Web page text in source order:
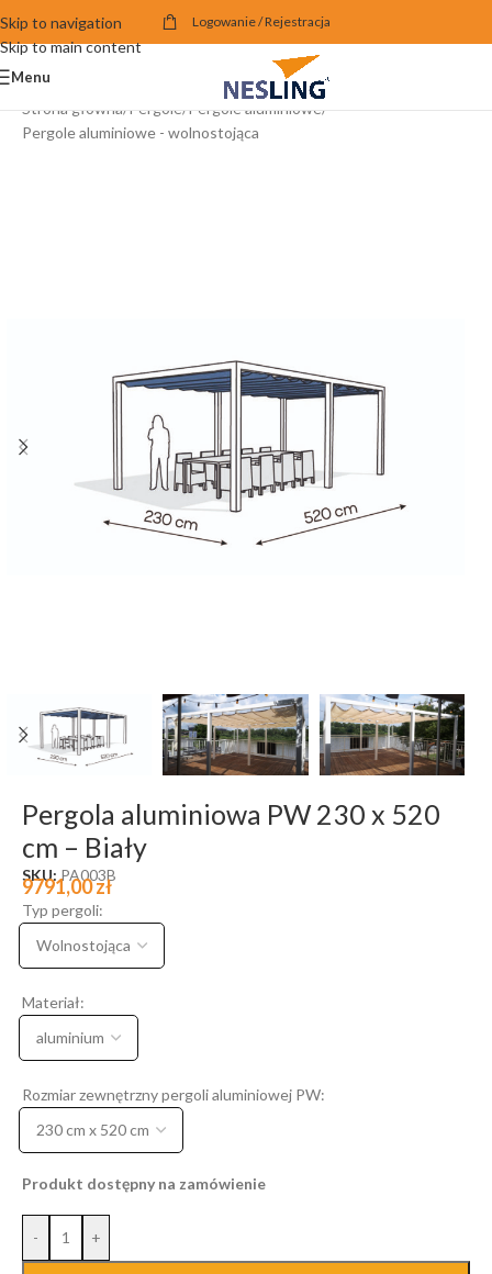
Skip to navigation
Skip to main content
Logowanie / Rejestracja
Menu
Strona główna/Pergole/Pergole aluminiowe/
Pergole aluminiowe - wolnostojąca
Pergola aluminiowa PW 230 x 520
cm – Biały
SKU:PA003B
9791,00zł
Typ pergoli:
Materiał:
Rozmiar zewnętrzny pergoli aluminiowej PW:
Produkt dostępny na zamówienie
- +